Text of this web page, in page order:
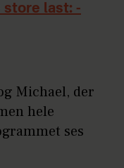
store last: -
Michael, der
hele
ses